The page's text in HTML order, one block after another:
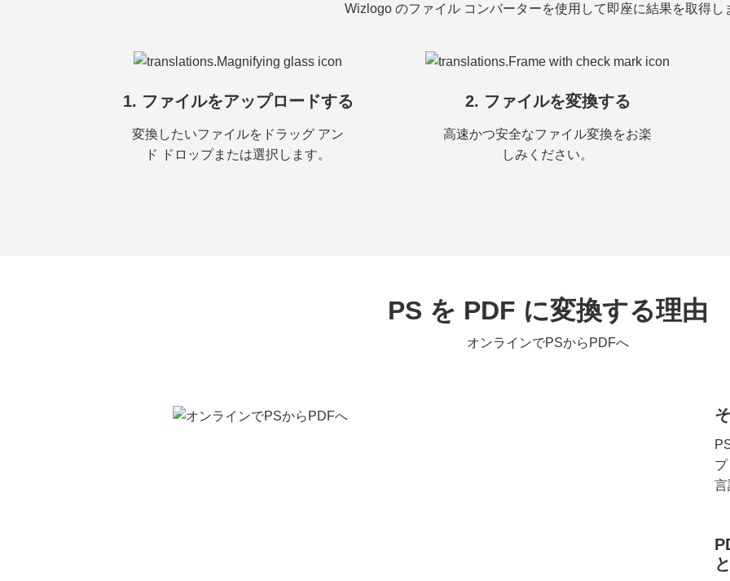
Wizlogo のファイル コンバーターを使用して即座に結果を取得し
1. ファイルをアップロードする
変換したいファイルをドラッグ アン
ド ドロップまたは選択します。
2. ファイルを変換する
高速かつ安全なファイル変換をお楽
しみください。
PS を PDF に変換する理由
オンラインでPSからPDFへ
言